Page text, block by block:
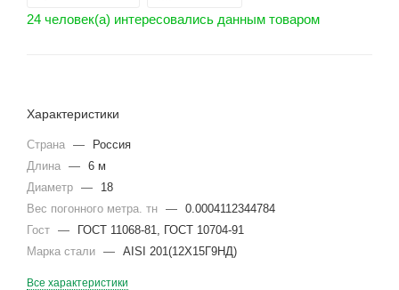
24 человек(а) интересовались данным товаром
Характеристики
Страна —
Россия
Длина — 6 м
Диаметр —
18
Вес погонного метра. тн — 0.0004112344784
Гост —
ГОСТ 11068-81, ГОСТ 10704-91
Марка стали — AISI 201(12Х15Г9НД)
Все характеристики